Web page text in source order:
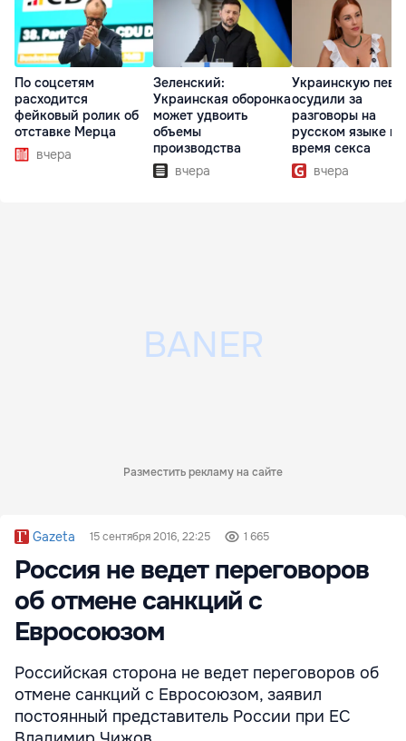
По соцсетям
расходится
фейковый ролик об
отставке Мерца
вчера
Зеленский:
Украинская оборонка
может удвоить
объемы
производства
вчера
Украинскую
осудили за
разговоры на
русском языке во
время секса
вчера
Разместить рекламу на сайте
Gazeta 15 сентября 2016, 22:25 1 665
Россия не ведет переговоров
об отмене санкций с
Евросоюзом
Российская сторона не ведет переговоров об
отмене санкций с Евросоюзом, заявил
постоянный представитель России при ЕС